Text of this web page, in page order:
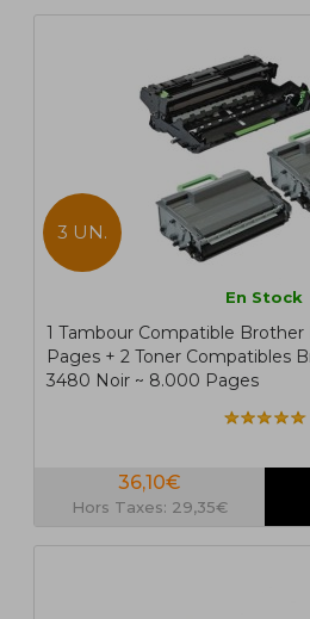
3 UN.
En Stock
1 Tambour Compatible
Pages + 2 Toner Compatibles
3480 Noir ~ 8.000 Pages
36,10€
Hors Taxes: 29,35€